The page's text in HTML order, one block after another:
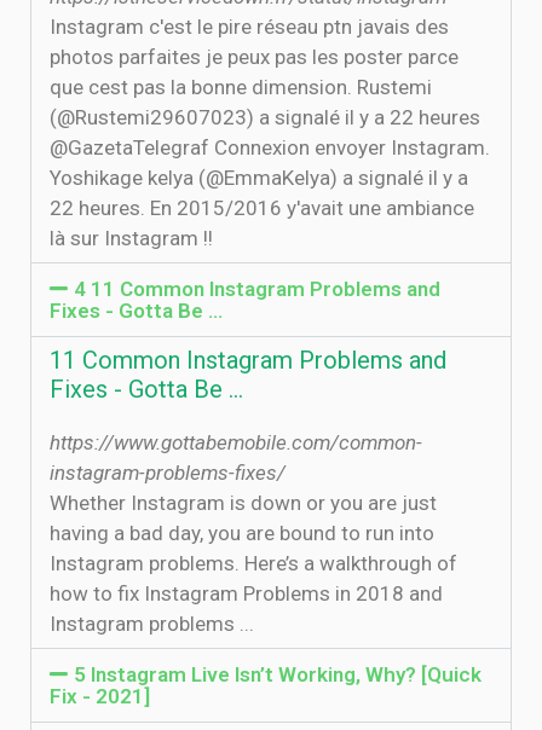
Instagram c'est le pire réseau ptn javais des
photos parfaites je peux pas les poster parce
que cest pas la bonne dimension. Rustemi
(@Rustemi29607023) a signalé il y a 22 heures
@GazetaTelegraf Connexion envoyer Instagram.
Yoshikage kelya (@EmmaKelya) a signalé il y a
22 heures. En 2015/2016 y'avait une ambiance
là sur Instagram !!
4 11 Common Instagram Problems and
Fixes - Gotta Be …
11 Common Instagram Problems and
Fixes - Gotta Be …
https://www.gottabemobile.com/common-
instagram-problems-fixes/
Whether Instagram is down or you are just
having a bad day, you are bound to run into
Instagram problems. Here’s a walkthrough of
how to fix Instagram Problems in 2018 and
Instagram problems ...
5 Instagram Live Isn’t Working, Why? [Quick
Fix - 2021]